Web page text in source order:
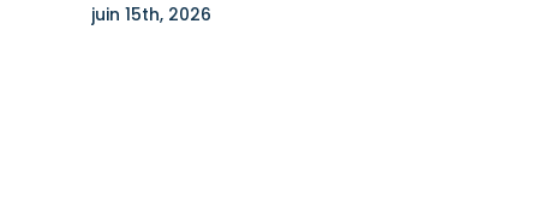
juin 15th, 2026